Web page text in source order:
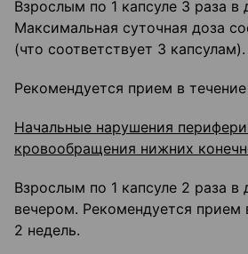
Взрослым по 1 капсуле 3 раза в
Максимальная суточная доза
(что соответствует 3 капсулам).
Рекомендуется прием в
Начальные нарушения
кровообращения нижних
Взрослым по 1 капсуле 2 раза в
вечером. Рекомендуется прием
2 недель.